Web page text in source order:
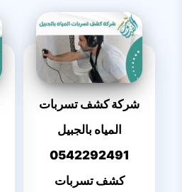
شركة كشف تسربات
المياه بالجبيل
0542292491
كشف تسربات